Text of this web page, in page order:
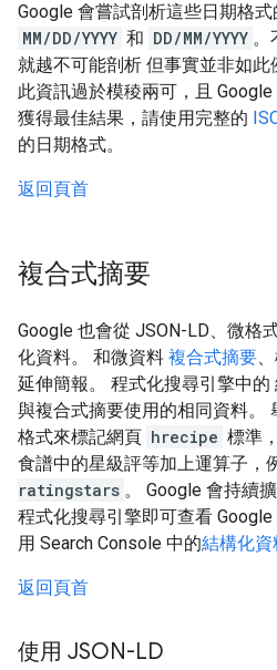
Google 會嘗試剖析這些日期格
MM/DD/YYYY 和 DD/MM/YYYY 。
就越不可能剖析 但事實並非如此
此資訊過於模稜兩可，且
獲得最佳結果，請使用完整的
的日期格式。
返回頁首
複合式摘要
Google 也會從 JSON-LD、微格
化資料。 和微資料 複合式摘要
延伸簡報。 程式化搜尋引擎中
與複合式摘要使用的相同資料。
格式來標記網頁 hrecipe 標準
食譜中的星級評等加上運算子，
ratingstars 。 Google 會持續
程式化搜尋引擎即可查看
用 Search Console 中的結構化
返回頁首
使用 JSON-LD